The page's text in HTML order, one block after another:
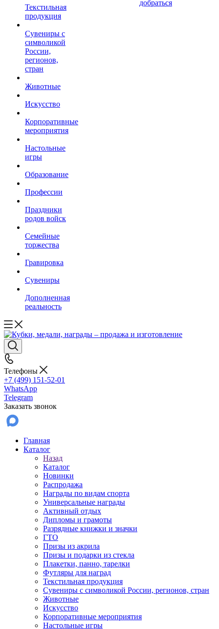
Текстильная
продукция
Сувениры с
символикой
России,
регионов,
стран
Животные
Искусство
Корпоративные
мероприятия
Настольные
игры
Образование
Профессии
Праздники
родов войск
Семейные
торжества
Гравировка
Сувениры
Дополненная
реальность
добраться
Телефоны
+7 (499) 151-52-01
WhatsApp
Telegram
Заказать звонок
Главная
Каталог
Назад
Каталог
Новинки
Распродажа
Награды по видам спорта
Универсальные награды
Активный отдых
Дипломы и грамоты
Разрядные книжки и значки
ГТО
Призы из акрила
Призы и подарки из стекла
Плакетки, панно, тарелки
Футляры для наград
Текстильная продукция
Сувениры с символикой России, регионов, стран
Животные
Искусство
Корпоративные мероприятия
Настольные игры